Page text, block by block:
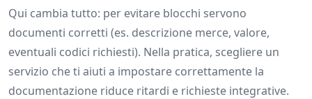
Qui cambia tutto: per evitare blocchi servono
documenti corretti (es. descrizione merce, valore,
eventuali codici richiesti). Nella pratica, scegliere un
servizio che ti aiuti a impostare correttamente la
documentazione riduce ritardi e richieste integrative.